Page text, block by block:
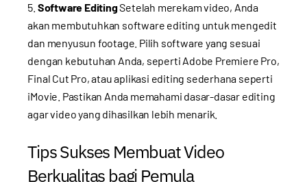
Software EditingSetelah merekam video, Anda
akan membutuhkan software editing untuk mengedit
dan menyusun footage. Pilih software yang sesuai
dengan kebutuhan Anda, seperti Adobe Premiere Pro,
Final Cut Pro, atau aplikasi editing sederhana seperti
iMovie. Pastikan Anda memahami dasar-dasar editing
agar video yang dihasilkan lebih menarik.
Tips Sukses Membuat Video
Berkualitas bagi Pemula